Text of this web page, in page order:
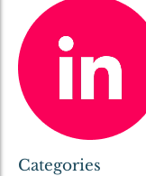
Categories